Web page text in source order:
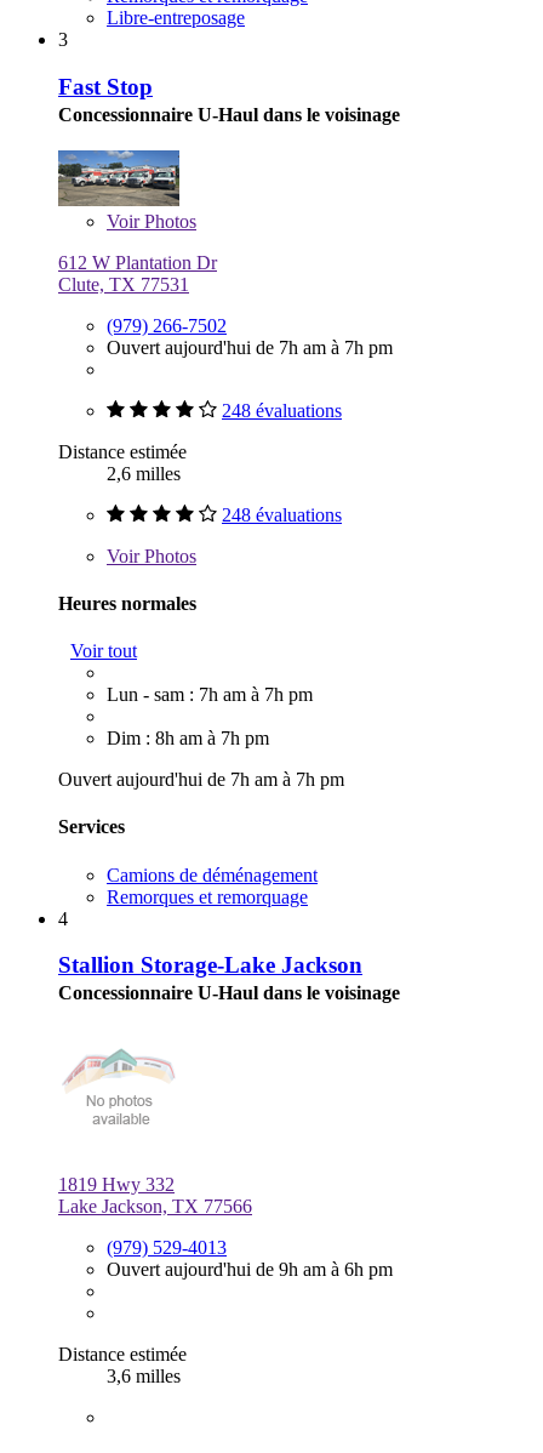
Libre-entreposage
3
Fast Stop
Concessionnaire U-Haul dans le voisinage
VoirPhotos
612 W Plantation Dr
Clute, TX 77531
(979) 266-7502
Ouvert aujourd'hui de 7h am à 7h pm
248 évaluations
Distance estimée
2,6 milles
248 évaluations
VoirPhotos
Heures normales
Voir tout
Lun - sam : 7h am à 7h pm
Dim : 8h am à 7h pm
Ouvert aujourd'hui de 7h am à 7h pm
Services
Camions de déménagement
Remorques et remorquage
4
Stallion Storage-Lake Jackson
Concessionnaire U-Haul dans le voisinage
1819 Hwy 332
Lake Jackson, TX 77566
(979) 529-4013
Ouvert aujourd'hui de 9h am à 6h pm
Distance estimée
3,6 milles